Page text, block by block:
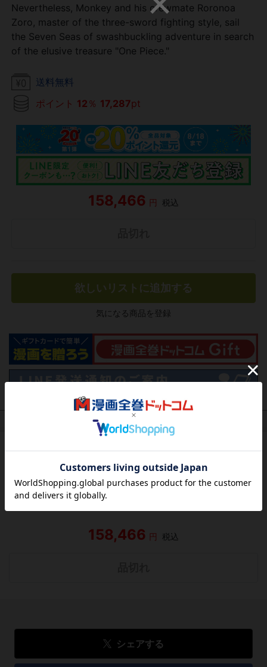
Nevertheless, Monkey and his crewmate Roronoa
Zoro, master of the three-sword fighting style, sail
the Seven Seas of swashbuckling adventure in search
of the elusive treasure "One Piece."
送料無料
ポイント 12 ％ 17,287pt
158,466 円 税込
欲しいリストに追加する
気になる商品を登録
（関連商品を含む）
この作品にはまだレビューがありません。 今後読まれる
方のために感想を共有してもらえませんか？
レビューを書く
158,466 円 税込
シェアする